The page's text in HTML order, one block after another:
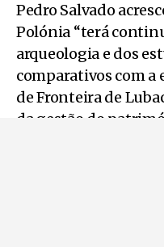
Pedro Salvado
Polónia “terá
arqueologia e dos
comparativos com a
de Fronteira de
da gestão do